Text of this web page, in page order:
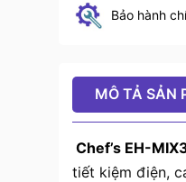
Bảo hành
MÔ TẢ SẢN
Chef’s EH-
tiết kiệm điện,